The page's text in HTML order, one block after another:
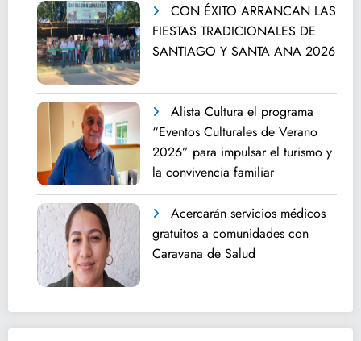
CON ÉXITO ARRANCAN LAS
FIESTAS TRADICIONALES DE
SANTIAGO Y SANTA ANA 2026
Alista Cultura el programa
“Eventos Culturales de Verano
2026” para impulsar el turismo y
la convivencia familiar
Acercarán servicios médicos
gratuitos a comunidades con
Caravana de Salud